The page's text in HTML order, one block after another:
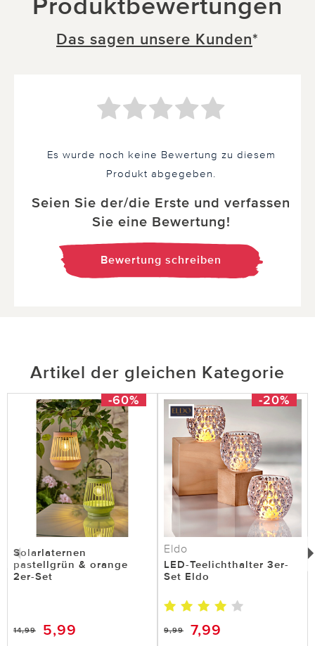
Das sagen unsere Kunden*
Es wurde noch keine Bewertung zu diesem
Produkt abgegeben.
Seien Sie der/die Erste und verfassen
Sie eine Bewertung!
Bewertung schreiben
Artikel der gleichen Kategorie
-60%
Solarlaternen
pastellgrün & orange
2er-Set
14,99 5,99
-20%
Eldo
LED-Teelichthalter 3er-
Set Eldo
9,99 7,99